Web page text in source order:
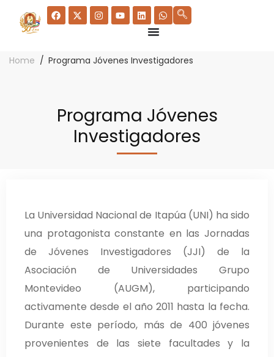
Home Programa Jóvenes Investigadores
Programa Jóvenes
Investigadores
La Universidad Nacional de Itapúa (UNI) ha sido
una protagonista constante en las Jornadas
de Jóvenes Investigadores (JJI) de la
Asociación de Universidades Grupo
Montevideo (AUGM), participando
activamente desde el año 2011 hasta la fecha.
Durante este período, más de 400 jóvenes
provenientes de las siete facultades y la